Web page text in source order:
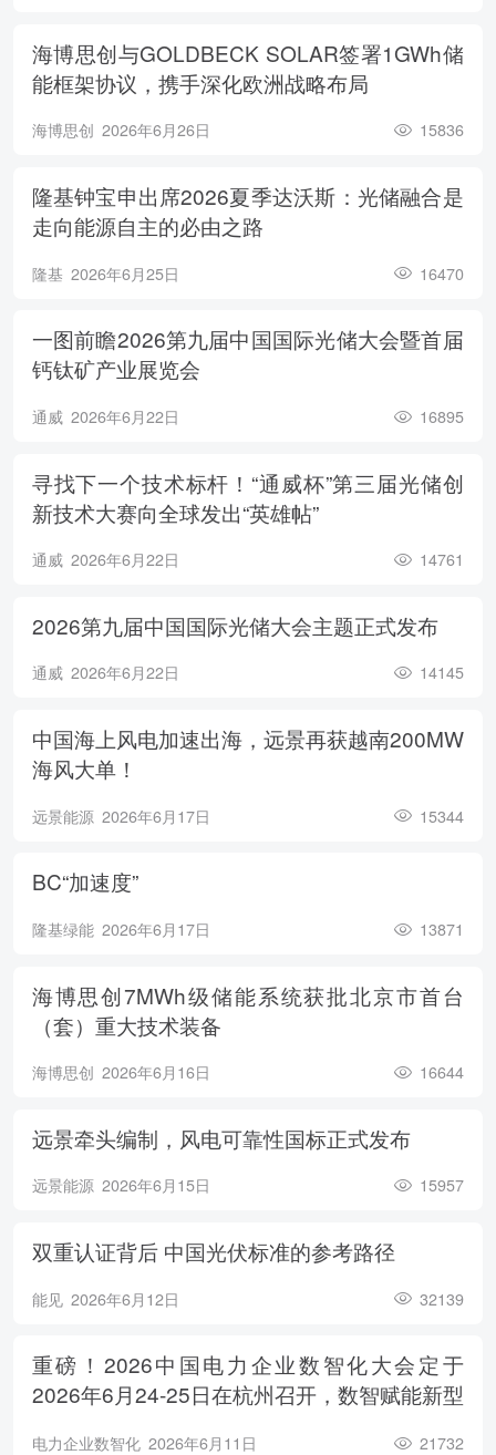
海博思创与GOLDBECK SOLAR签署1GWh储
能框架协议，携手深化欧洲战略布局
海博思创 2026年6月26日 15836
隆基钟宝申出席2026夏季达沃斯：光储融合是
走向能源自主的必由之路
隆基 2026年6月25日 16470
一图前瞻2026第九届中国国际光储大会暨首届
钙钛矿产业展览会
通威 2026年6月22日 16895
寻找下一个技术标杆！“通威杯”第三届光储创
新技术大赛向全球发出“英雄帖”
通威 2026年6月22日 14761
2026第九届中国国际光储大会主题正式发布
通威 2026年6月22日 14145
中国海上风电加速出海，远景再获越南200MW
海风大单！
远景能源 2026年6月17日 15344
BC“加速度”
隆基绿能 2026年6月17日 13871
海博思创7MWh级储能系统获批北京市首台
（套）重大技术装备
海博思创 2026年6月16日 16644
远景牵头编制，风电可靠性国标正式发布
远景能源 2026年6月15日 15957
双重认证背后 中国光伏标准的参考路径
能见 2026年6月12日 32139
重磅！2026中国电力企业数智化大会定于
2026年6月24-25日在杭州召开，数智赋能新型
电力企业数智化 2026年6月11日 21732